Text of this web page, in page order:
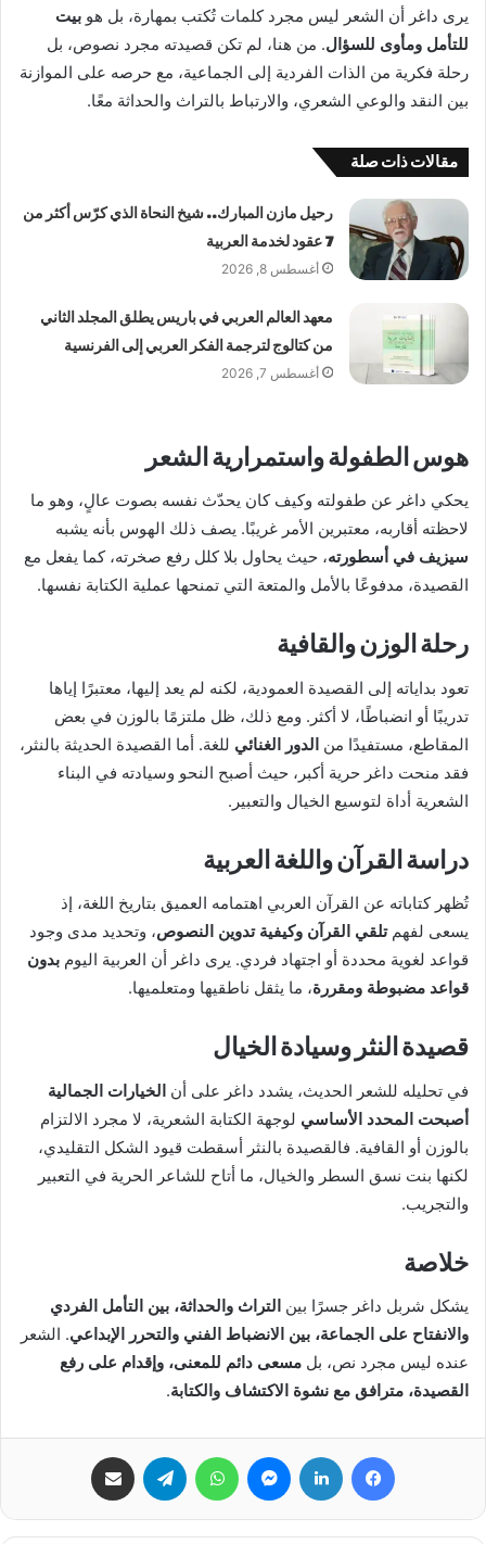
يرى داغر أن الشعر ليس مجرد كلمات تُكتب بمهارة، بل هو بيت
للتأمل ومأوى للسؤال. من هنا، لم تكن قصيدته مجرد نصوص، بل
رحلة فكرية من الذات الفردية إلى الجماعية، مع حرصه على الموازنة
بين النقد والوعي الشعري، والارتباط بالتراث والحداثة معًا.
مقالات ذات صلة
رحيل مازن المبارك.. شيخ النحاة الذي كرّس أكثر من
7 عقود لخدمة العربية
أغسطس 8, 2026
معهد العالم العربي في باريس يطلق المجلد الثاني
من كتالوج لترجمة الفكر العربي إلى الفرنسية
أغسطس 7, 2026
هوس الطفولة واستمرارية الشعر
يحكي داغر عن طفولته وكيف كان يحدّث نفسه بصوت عالٍ، وهو ما
لاحظته أقاربه، معتبرين الأمر غريبًا. يصف ذلك الهوس بأنه يشبه
سيزيف في أسطورته، حيث يحاول بلا كلل رفع صخرته، كما يفعل مع
القصيدة، مدفوعًا بالأمل والمتعة التي تمنحها عملية الكتابة نفسها.
رحلة الوزن والقافية
تعود بداياته إلى القصيدة العمودية، لكنه لم يعد إليها، معتبرًا إياها
تدريبًا أو انضباطًا، لا أكثر. ومع ذلك، ظل ملتزمًا بالوزن في بعض
المقاطع، مستفيدًا من الدور الغنائي للغة. أما القصيدة الحديثة بالنثر،
فقد منحت داغر حرية أكبر، حيث أصبح النحو وسيادته في البناء
الشعرية أداة لتوسيع الخيال والتعبير.
دراسة القرآن واللغة العربية
تُظهر كتاباته عن القرآن العربي اهتمامه العميق بتاريخ اللغة، إذ
يسعى لفهمتلقي القرآن وكيفية تدوين النصوص، وتحديد مدى وجود
قواعد لغوية محددة أو اجتهاد فردي. يرى داغر أن العربية اليوم بدون
قواعد مضبوطة ومقررة، ما يثقل ناطقيها ومتعلميها.
قصيدة النثر وسيادة الخيال
في تحليله للشعر الحديث، يشدد داغر على أن الخيارات الجمالية
أصبحت المحدد الأساسي لوجهة الكتابة الشعرية، لا مجرد الالتزام
بالوزن أو القافية. فالقصيدة بالنثر أسقطت قيود الشكل التقليدي،
لكنها بنت نسق السطر والخيال، ما أتاح للشاعر الحرية في التعبير
والتجريب.
خلاصة
يشكل شربل داغر جسرًا بين التراث والحداثة، بين التأمل الفردي
والانفتاح على الجماعة، بين الانضباط الفني والتحرر الإبداعي. الشعر
عنده ليس مجرد نص، بل مسعى دائم للمعنى، وإقدام على رفع
القصيدة، مترافق مع نشوة الاكتشاف والكتابة.
فيسبوك لينكدإن ماسنجر واتساب تيلقرام